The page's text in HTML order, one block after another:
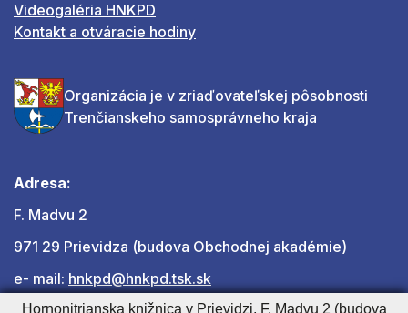
Videogaléria HNKPD
Kontakt a otváracie hodiny
Organizácia je v zriaďovateľskej pôsobnosti
Trenčianskeho samosprávneho kraja
Adresa:
F. Madvu 2
971 29 Prievidza (budova Obchodnej akadémie)
e- mail: hnkpd@hnkpd.tsk.sk
Hornonitrianska knižnica v Prievidzi, F. Madvu 2 (budova